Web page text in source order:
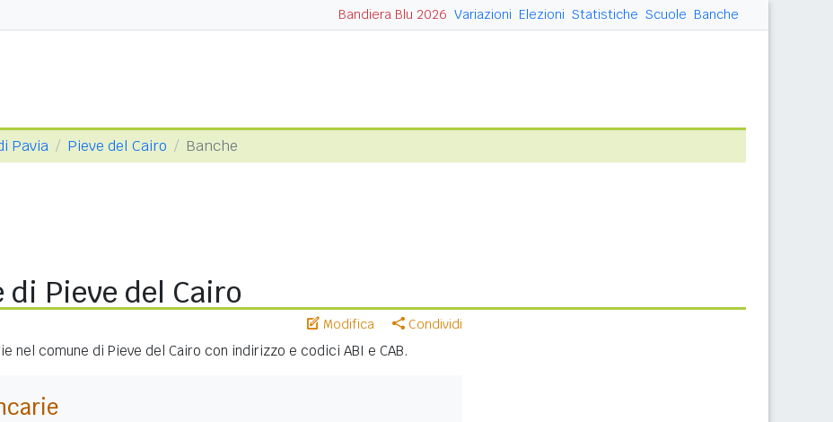
Bandiera Blu 2026 Variazioni Elezioni Statistiche Scuole Banche
Pavia Pieve del Cairo Banche
di Pieve del Cairo
Modifica Condividi
nel comune di Pieve del Cairo con indirizzo e codici ABI e CAB.